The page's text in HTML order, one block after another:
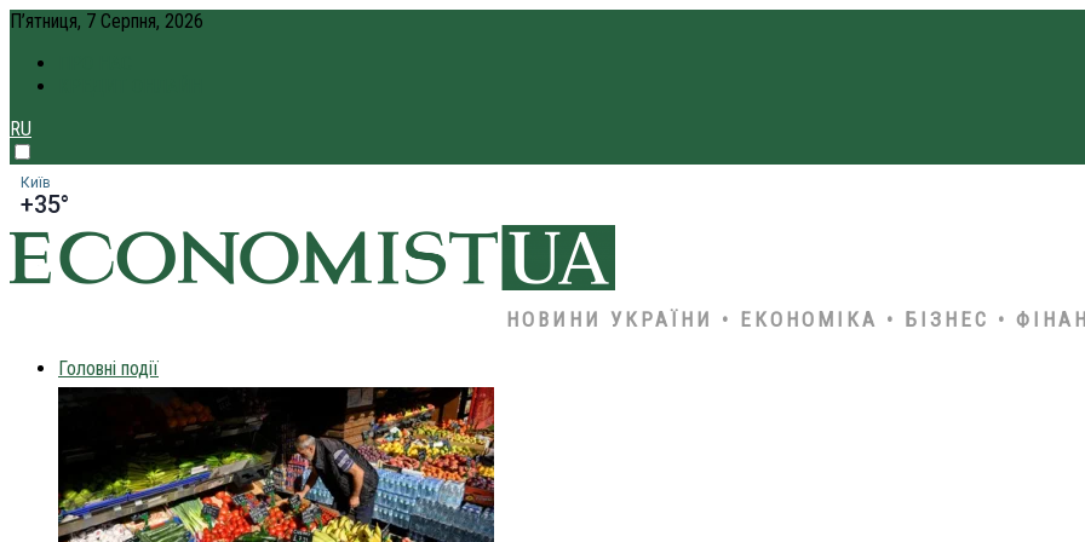
П’ятниця, 7 Серпня, 2026
RU
Київ
+35°
НОВИНИ УКРАЇНИ • ЕКОНОМІКА • БІЗНЕС •
Головні події